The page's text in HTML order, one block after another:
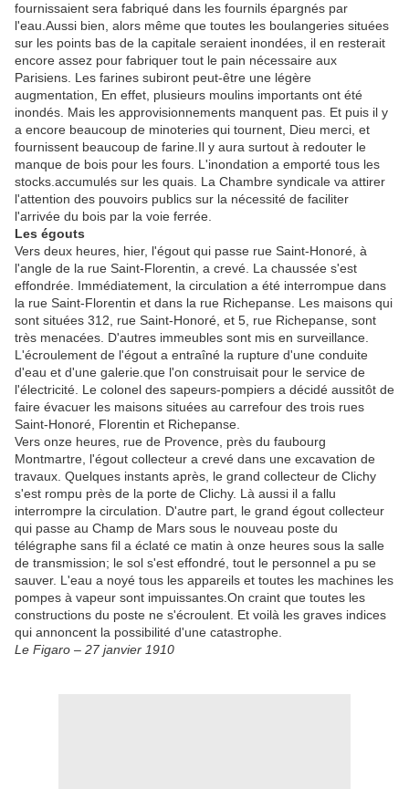
fournissaient sera fabriqué dans les fournils épargnés par
l'eau.Aussi bien, alors même que toutes les boulangeries situées
sur les points bas de la capitale seraient inondées, il en resterait
encore assez pour fabriquer tout le pain nécessaire aux
Parisiens. Les farines subiront peut-être une légère
augmentation, En effet, plusieurs moulins importants ont été
inondés. Mais les approvisionnements manquent pas. Et puis il y
a encore beaucoup de minoteries qui tournent, Dieu merci, et
fournissent beaucoup de farine.Il y aura surtout à redouter le
manque de bois pour les fours. L'inondation a emporté tous les
stocks.accumulés sur les quais. La Chambre syndicale va attirer
l'attention des pouvoirs publics sur la nécessité de faciliter
l'arrivée du bois par la voie ferrée.
Les égouts
Vers deux heures, hier, l'égout qui passe rue Saint-Honoré, à
l'angle de la rue Saint-Florentin, a crevé. La chaussée s'est
effondrée. Immédiatement, la circulation a été interrompue dans
la rue Saint-Florentin et dans la rue Richepanse. Les maisons qui
sont situées 312, rue Saint-Honoré, et 5, rue Richepanse, sont
très menacées. D'autres immeubles sont mis en surveillance.
L'écroulement de l'égout a entraîné la rupture d'une conduite
d'eau et d'une galerie.que l'on construisait pour le service de
l'électricité. Le colonel des sapeurs-pompiers a décidé aussitôt de
faire évacuer les maisons situées au carrefour des trois rues
Saint-Honoré, Florentin et Richepanse.
Vers onze heures, rue de Provence, près du faubourg
Montmartre, l'égout collecteur a crevé dans une excavation de
travaux. Quelques instants après, le grand collecteur de Clichy
s'est rompu près de la porte de Clichy. Là aussi il a fallu
interrompre la circulation. D'autre part, le grand égout collecteur
qui passe au Champ de Mars sous le nouveau poste du
télégraphe sans fil a éclaté ce matin à onze heures sous la salle
de transmission; le sol s'est effondré, tout le personnel a pu se
sauver. L'eau a noyé tous les appareils et toutes les machines les
pompes à vapeur sont impuissantes.On craint que toutes les
constructions du poste ne s'écroulent. Et voilà les graves indices
qui annoncent la possibilité d'une catastrophe.
Le Figaro – 27 janvier 1910